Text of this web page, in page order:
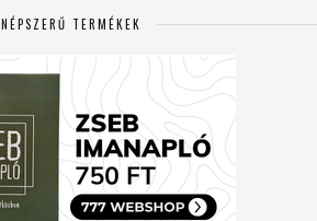
NÉPSZERŰ TERMÉKEK